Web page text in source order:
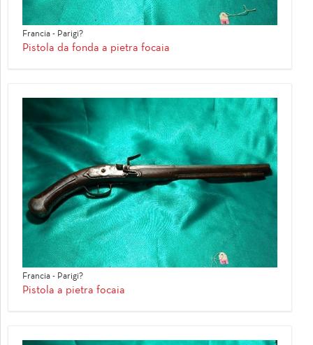
Francia - Parigi?
Pistola da fonda a pietra focaia
Francia - Parigi?
Pistola a pietra focaia